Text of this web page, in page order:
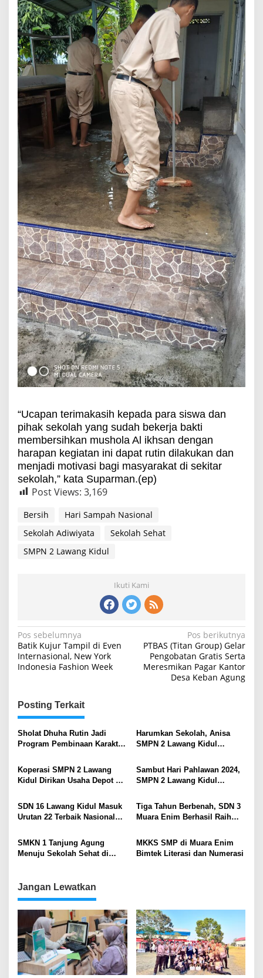
“Ucapan terimakasih kepada para siswa dan
pihak sekolah yang sudah bekerja bakti
membersihkan mushola Al ikhsan dengan
harapan kegiatan ini dapat rutin dilakukan dan
menjadi motivasi bagi masyarakat di sekitar
sekolah,” kata Suparman.(ep)
Post Views: 3,169
Bersih
Hari Sampah Nasional
Sekolah Adiwiyata
Sekolah Sehat
SMPN 2 Lawang Kidul
Ikuti Kami
Navigasi
pos
Pos sebelumnya
Batik Kujur Tampil di Even
Internasional, New York
Indonesia Fashion Week
Pos berikutnya
PTBAS (Titan Group) Gelar
Pengobatan Gratis Serta
Meresmikan Pagar Kantor
Desa Keban Agung
Posting Terkait
Sholat Dhuha Rutin Jadi
Program Pembinaan Karakter
Kidul
Harumkan Sekolah, Anisa
SMPN 2 Lawang Kidul
Duta Pariwisata
Koperasi SMPN 2 Lawang
Kidul Dirikan Usaha Depot Air
Masyarakat
Sambut Hari Pahlawan 2024,
SMPN 2 Lawang Kidul
Inspirasi”
SDN 16 Lawang Kidul Masuk
Urutan 22 Terbaik Nasional
Tiga Tahun Berbenah, SDN 3
Muara Enim Berhasil Raih
Nasional
SMKN 1 Tanjung Agung
Menuju Sekolah Sehat di
MKKS SMP di Muara Enim
Bimtek Literasi dan Numerasi
Jangan Lewatkan